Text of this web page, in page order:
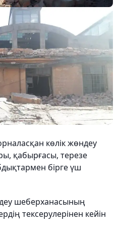
көлік жөндеу
қабырғасы, терезе
бірге үш
шеберханасының
тексерулерінен кейін